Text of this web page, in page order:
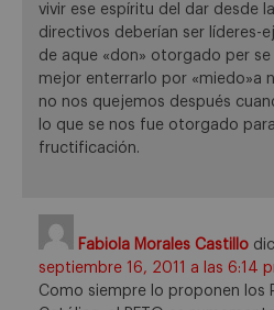
vivir ese espíritu del dar desde
directivos deberían ser líderes-
de aque «don» otorgado per
mejor enterrarlo por «miedo»a
no nos quejemos después
lo que se nos fue otorgado
fructificación.
Fabiola Morales Castillo
septiembre 16, 2011 a las 6:14
Como siempre lo proponen los